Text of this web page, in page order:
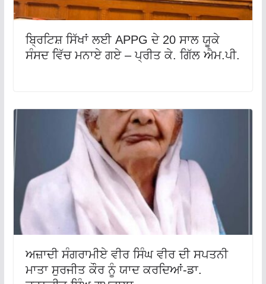
ਬ੍ਰਿਟਿਸ਼ ਸਿੱਖਾਂ ਲਈ APPG ਦੇ 20 ਸਾਲ ਯੂਕੇ
ਸੰਸਦ ਵਿੱਚ ਮਨਾਏ ਗਏ – ਪ੍ਰੀਤ ਕੇ. ਗਿੱਲ ਐਮ.ਪੀ.
ਅਜ਼ਾਦੀ ਸੰਗਰਾਮੀਏ ਵੀਰ ਸਿੰਘ ਵੀਰ ਦੀ ਸਪਤਨੀ
ਮਾਤਾ ਸੁਰਜੀਤ ਕੌਰ ਨੂੰ ਯਾਦ ਕਰਦਿਆਂ-ਡਾ.